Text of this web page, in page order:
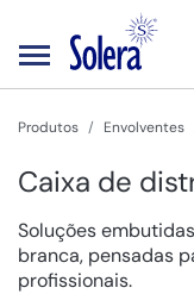
Produtos Envolventes
Caixa de
Soluções
branca, pensadas
profissionais.